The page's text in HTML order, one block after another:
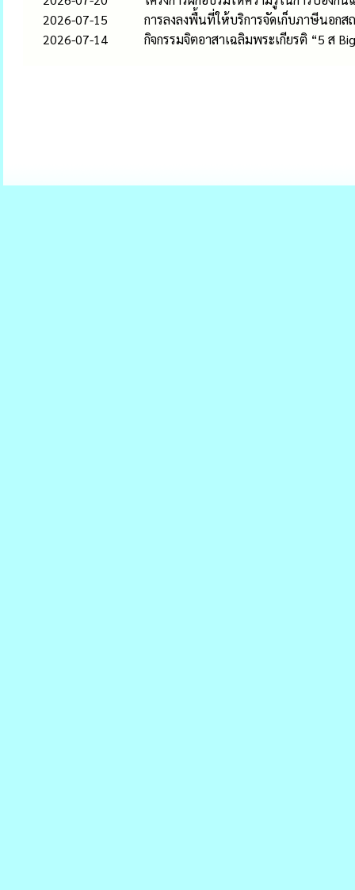
2026-07-15
การลงลงพื้นที่ให้บริการจัดเก็บภาษีนอก
2026-07-14
กิจกรรมจิตอาสาเฉลิมพระเกียรติ “5 ส